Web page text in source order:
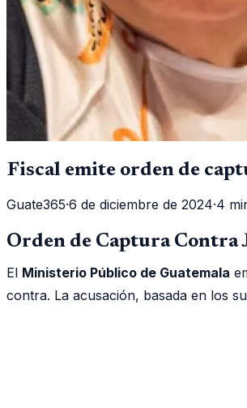
Fiscal emite orden de
Guate365·6 de diciembre de 2024·4
Orden de Captura Contra
El Ministerio Público de Guatemala
contra. La acusación, basada en los